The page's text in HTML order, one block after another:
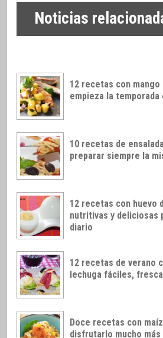
Noticias
12 recetas con mango
empieza la temporada
10 recetas de
preparar siempre la
12 recetas con huevo
nutritivas y deliciosas
diario
12 recetas de verano
lechuga fáciles,
Doce recetas con
disfrutarlo mucho más